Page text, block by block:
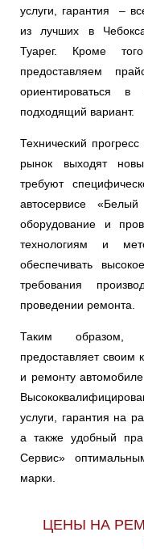
услуги, гарантия –
из лучших в
Туарег. Кроме
предоставляем
ориентироваться
подходящий вариант.
Технический
рынок выходят
требуют
автосервисе
оборудование и
технологиям и
обеспечивать
требования
проведении ремонта.
Таким образом,
предоставляет своим
и ремонту
услуги, гарантия на
а также удобный
Сервис»
марки.
ЦЕНЫ НА